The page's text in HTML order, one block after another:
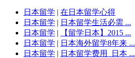
日本留学 | 在日本留学心得
日本留学 | 日本留学生活必需 ...
日本留学 |
【留学日本】2015 ...
日本留学 | 日本海外留学8年来 ...
日本留学 | 日本留学费用_日本 ...